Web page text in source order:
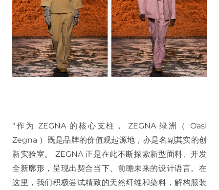
“作为 ZEGNA 的核心支柱， ZEGNA 绿洲（ Oasi
Zegna ）既是品牌的价值观起源地，亦是名副其实的创
新实验室。 ZEGNA 正是在此不断探索新型面料、开发
全新廓形，呈现出契合当下、前瞻未来的设计语言。在
这里，我们积极尝试精致的天然纤维和染料，解构服装